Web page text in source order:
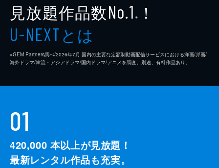
見放題作品数No.1 ※ ！
U-NEXTとは
※GEM Partners調べ/2026年7⽉ 国内の主要な定額制動画配信サービスにおける洋画/邦画/
海外ドラマ/韓流・アジアドラマ/国内ドラマ/アニメを調査。別途、有料作品あり。
01
420,000 本以上が見放題！
最新レンタル作品も充実。